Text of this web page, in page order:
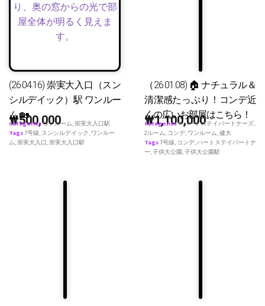
(26.04.16) 崇実大入口（スン
シルデイック）駅 ワンルー
ム 🏡
₩500,000
Categoriesワンルーム,崇実大入口駅
Tags7号線, スンシルデイック , ワンルー
ム,崇実大入口,崇実大入口駅
（26.01.08) 🏠 ナチュラル＆
清潔感たっぷり！コンデ近
くの広いお部屋はこちら！
₩1,100,000
Categories♥ ハートステイパートナーズ,
2ルーム, コンデ, ワンルーム,健大
Tags7号線, コンデ,ハートステイパートナ
ー,子供大公園 ,子供大公園駅